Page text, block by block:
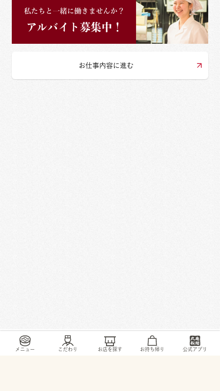
メニュー こだわり お店を探す お持ち帰り 公式アプリ
お仕事内容に進む
トップ / お店・ サービス / 西野25